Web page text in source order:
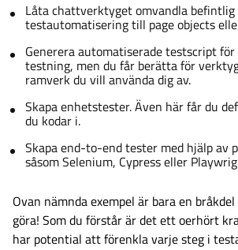
Låta chattverktyget omvandla befintlig
testautomatisering till page objects
Generera automatiserade testscript
testning, men du får berätta för
ramverk du vill använda dig av.
Skapa enhetstester. Även här får du
du kodar i.
Skapa end-to-end tester med hjälp av
såsom Selenium, Cypress eller
Ovan nämnda exempel är bara en
göra! Som du förstår är det ett oerhört
har potential att förenkla varje steg i